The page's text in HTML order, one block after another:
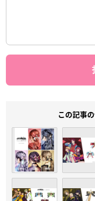
この記事